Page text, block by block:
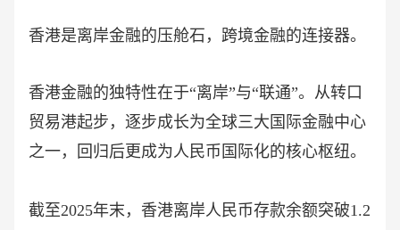
香港是离岸金融的压舱石，跨境金融的连接器。
香港金融的独特性在于“离岸”与“联通”。从转口
贸易港起步，逐步成长为全球三大国际金融中心
之一，回归后更成为人民币国际化的核心枢纽。
截至2025年末，香港离岸人民币存款余额突破1.2